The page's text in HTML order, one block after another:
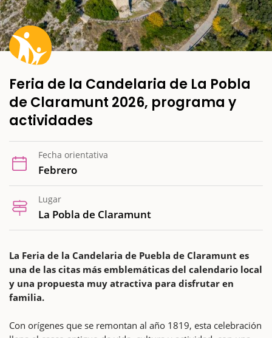
Feria de la Candelaria de La Pobla
de Claramunt 2026, programa y
actividades
Fecha orientativa
Febrero
Lugar
La Pobla de Claramunt
La Feria de la Candelaria de Puebla de Claramunt es
una de las citas más emblemáticas del calendario local
y una propuesta muy atractiva para disfrutar en
familia.
Con orígenes que se remontan al año 1819, esta celebración